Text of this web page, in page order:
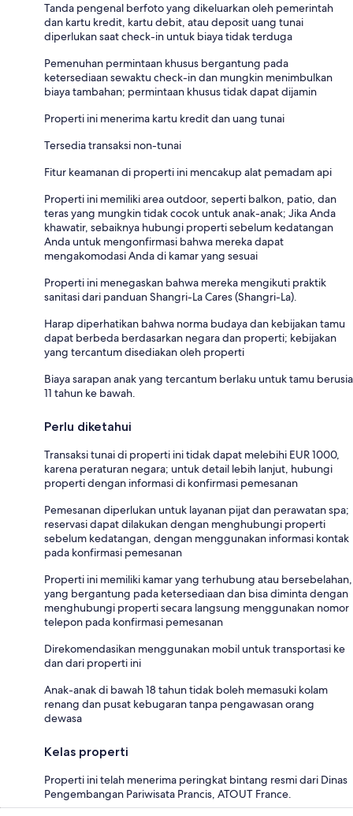
Tanda pengenal berfoto yang dikeluarkan oleh pemerintah
dan kartu kredit, kartu debit, atau deposit uang tunai
diperlukan saat check-in untuk biaya tidak terduga
Pemenuhan permintaan khusus bergantung pada
ketersediaan sewaktu check-in dan mungkin menimbulkan
biaya tambahan; permintaan khusus tidak dapat dijamin
Properti ini menerima kartu kredit dan uang tunai
Tersedia transaksi non-tunai
Fitur keamanan di properti ini mencakup alat pemadam api
Properti ini memiliki area outdoor, seperti balkon, patio, dan
teras yang mungkin tidak cocok untuk anak-anak; Jika Anda
khawatir, sebaiknya hubungi properti sebelum kedatangan
Anda untuk mengonfirmasi bahwa mereka dapat
mengakomodasi Anda di kamar yang sesuai
Properti ini menegaskan bahwa mereka mengikuti praktik
sanitasi dari panduan Shangri-La Cares (Shangri-La).
Harap diperhatikan bahwa norma budaya dan kebijakan tamu
dapat berbeda berdasarkan negara dan properti; kebijakan
yang tercantum disediakan oleh properti
Biaya sarapan anak yang tercantum berlaku untuk tamu berusia
11 tahun ke bawah.
Perlu diketahui
Transaksi tunai di properti ini tidak dapat melebihi EUR 1000,
karena peraturan negara; untuk detail lebih lanjut, hubungi
properti dengan informasi di konfirmasi pemesanan
Pemesanan diperlukan untuk layanan pijat dan perawatan spa;
reservasi dapat dilakukan dengan menghubungi properti
sebelum kedatangan, dengan menggunakan informasi kontak
pada konfirmasi pemesanan
Properti ini memiliki kamar yang terhubung atau bersebelahan,
yang bergantung pada ketersediaan dan bisa diminta dengan
menghubungi properti secara langsung menggunakan nomor
telepon pada konfirmasi pemesanan
Direkomendasikan menggunakan mobil untuk transportasi ke
dan dari properti ini
Anak-anak di bawah 18 tahun tidak boleh memasuki kolam
renang dan pusat kebugaran tanpa pengawasan orang
dewasa
Kelas properti
Properti ini telah menerima peringkat bintang resmi dari Dinas
Pengembangan Pariwisata Prancis, ATOUT France.